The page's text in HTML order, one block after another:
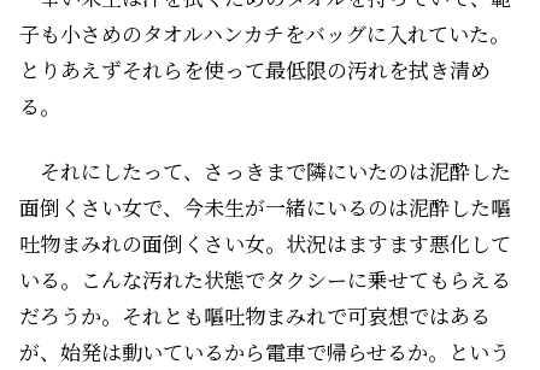
子も小さめのタオルハンカチをバッグに入れていた。
とりあえずそれらを使って最低限の汚れを拭き清め
る。
それにしたって、さっきまで隣にいたのは泥酔した
面倒くさい女で、今未生が一緒にいるのは泥酔した嘔
吐物まみれの面倒くさい女。状況はますます悪化して
いる。こんな汚れた状態でタクシーに乗せてもらえる
だろうか。それとも嘔吐物まみれで可哀想ではある
が、始発は動いているから電車で帰らせるか。という